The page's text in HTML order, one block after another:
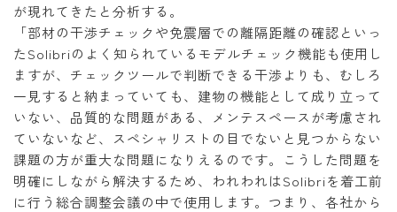
が現れてきたと分析する。
「部材の干渉チェックや免震層での離隔距離の確認といっ
たSolibriのよく知られているモデルチェック機能も使用し
ますが、チェックツールで判断できる干渉よりも、むしろ
一見すると納まっていても、建物の機能として成り立って
いない、品質的な問題がある、メンテスペースが考慮され
ていないなど、スペシャリストの目でないと見つからない
課題の方が重大な問題になりえるのです。こうした問題を
明確にしながら解決するため、われわれはSolibriを着工前
に行う総合調整会議の中で使用します。つまり、各社から